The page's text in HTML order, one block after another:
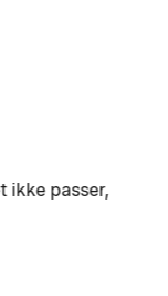
eksklusive